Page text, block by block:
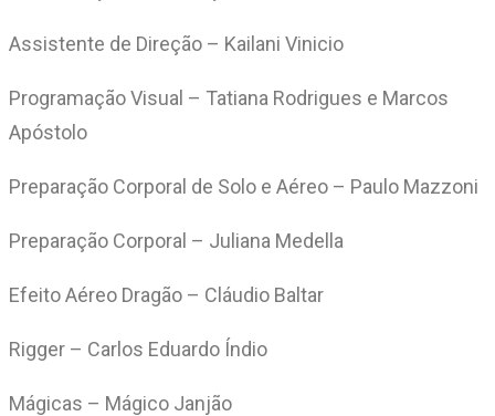
Assistente de Direção – Kailani Vinicio
Programação Visual – Tatiana Rodrigues e Marcos
Apóstolo
Preparação Corporal de Solo e Aéreo – Paulo Mazzoni
Preparação Corporal – Juliana Medella
Efeito Aéreo Dragão – Cláudio Baltar
Rigger – Carlos Eduardo Índio
Mágicas – Mágico Janjão